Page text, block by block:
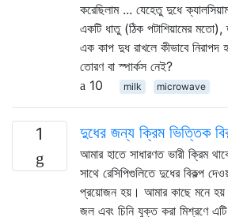
করেছিলাম ... যেহেতু দুধে
একটি ধাতু (ঠিক পটাশিয়ামের
এক কাপ দুধ রাখলে কীভাবে
তোরণ বা স্পার্কস নেই?
10
milk microwave
1 দুধের জন্য ক্রিম ভিত্তিক
আমার হাতে সাধারণত ভারী ক্রিম
সাথে রেসিপিগুলিতে দুধের বিকল্প
প্রয়োজন হয়। আমার কাছে মনে হয়
জল এবং চিনি যুক্ত করা মিশ্রণে